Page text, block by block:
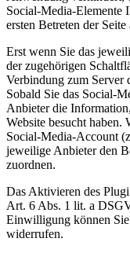
Social-Media-Elemente
ersten Betreten der
Erst wenn Sie das
der zugehörigen
Verbindung zum Server
Sobald Sie das Social-
Anbieter die
Website besucht
Social-Media-Account
jeweilige Anbieter den
zuordnen.
Das Aktivieren des
Art. 6 Abs. 1 lit. a
Einwilligung können
widerrufen.